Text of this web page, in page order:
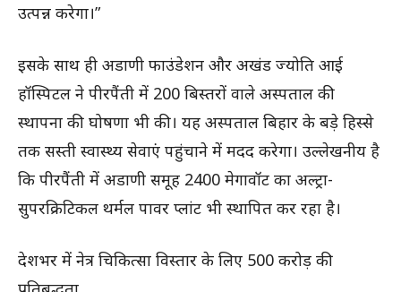
उत्पन्न करेगा।”
इसके साथ ही अडाणी फाउंडेशन और अखंड ज्योति आई
हॉस्पिटल ने पीरपैंती में 200 बिस्तरों वाले अस्पताल की
स्थापना की घोषणा भी की। यह अस्पताल बिहार के बड़े हिस्से
तक सस्ती स्वास्थ्य सेवाएं पहुंचाने में मदद करेगा। उल्लेखनीय है
कि पीरपैंती में अडाणी समूह 2400 मेगावॉट का अल्ट्रा-
सुपरक्रिटिकल थर्मल पावर प्लांट भी स्थापित कर रहा है।
देशभर में नेत्र चिकित्सा विस्तार के लिए 500 करोड़ की